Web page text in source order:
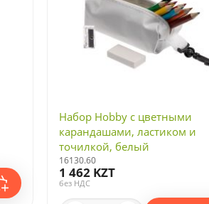
Набор Hobby с цветными
карандашами, ластиком и
точилкой, белый
16130.60
1 462 KZT
без НДС